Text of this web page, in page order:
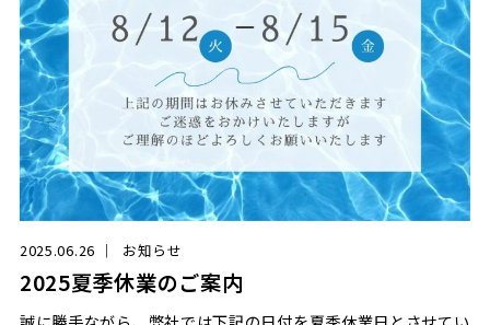
2025.06.26 お知らせ
2025夏季休業のご案内